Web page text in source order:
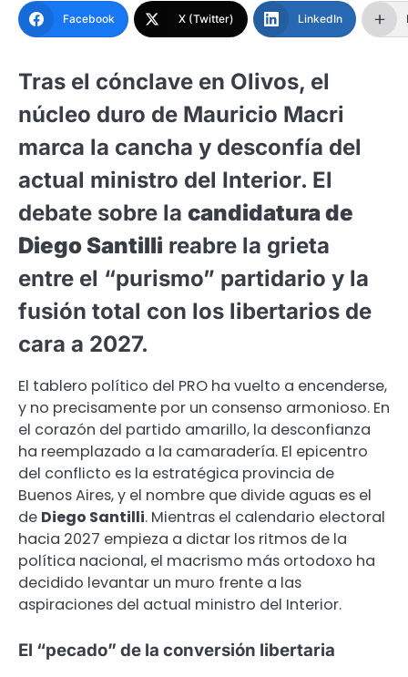
Facebook X (Twitter) LinkedIn
Tras el cónclave en Olivos, el
núcleo duro de Mauricio Macri
marca la cancha y desconfía del
actual ministro del Interior. El
debate sobre la candidatura de
Diego Santilli reabre la grieta
entre el “purismo” partidario y la
fusión total con los libertarios de
cara a 2027.
El tablero político del PRO ha vuelto a encenderse,
y no precisamente por un consenso armonioso. En
el corazón del partido amarillo, la desconfianza
ha reemplazado a la camaradería. El epicentro
del conflicto es la estratégica provincia de
Buenos Aires, y el nombre que divide aguas es el
de Diego Santilli. Mientras el calendario electoral
hacia 2027 empieza a dictar los ritmos de la
política nacional, el macrismo más ortodoxo ha
decidido levantar un muro frente a las
aspiraciones del actual ministro del Interior.
El “pecado” de la conversión libertaria